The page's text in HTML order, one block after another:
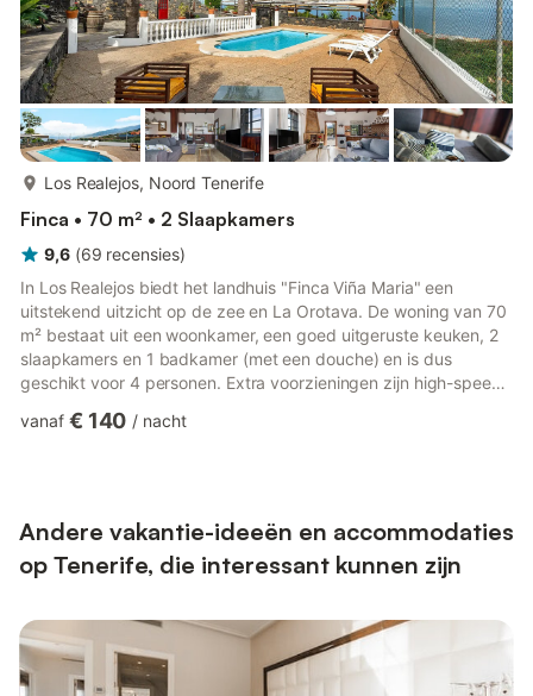
Los Realejos, Noord Tenerife
Finca • 70 m² • 2 Slaapkamers
9,6 (69 recensies)
In Los Realejos biedt het landhuis "Finca Viña Maria" een
uitstekend uitzicht op de zee en La Orotava. De woning van 70
m² bestaat uit een woonkamer, een goed uitgeruste keuken, 2
slaapkamers en 1 badkamer (met een douche) en is dus
geschikt voor 4 personen. Extra voorzieningen zijn high-speed
werkruimte voor thuiswerkers, een tv en een wasmachine.
buitenruimte omvat een ...
vanaf € 140 / nacht
Andere vakantie-ideeën en accommodaties
op Tenerife, die interessant kunnen zijn